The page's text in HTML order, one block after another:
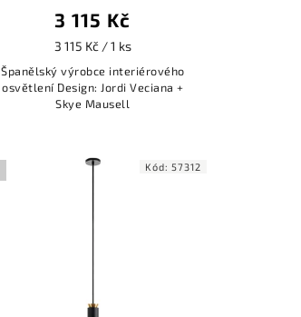
3 115 Kč
3 115 Kč / 1 ks
Španělský výrobce interiérového
osvětlení Design: Jordi Veciana +
Skye Mausell
Kód: 57312